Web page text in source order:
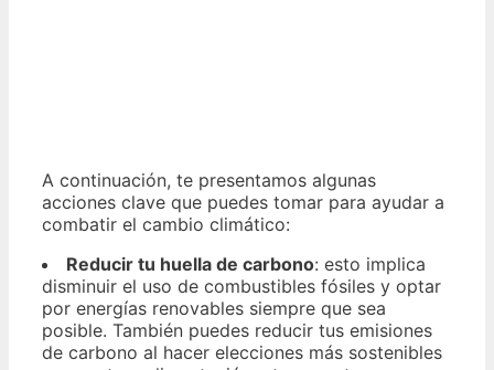
A continuación, te presentamos algunas
acciones clave que puedes tomar para ayudar a
combatir el cambio climático:
Reducir tu huella de carbono: esto implica
disminuir el uso de combustibles fósiles y optar
por energías renovables siempre que sea
posible. También puedes reducir tus emisiones
de carbono al hacer elecciones más sostenibles